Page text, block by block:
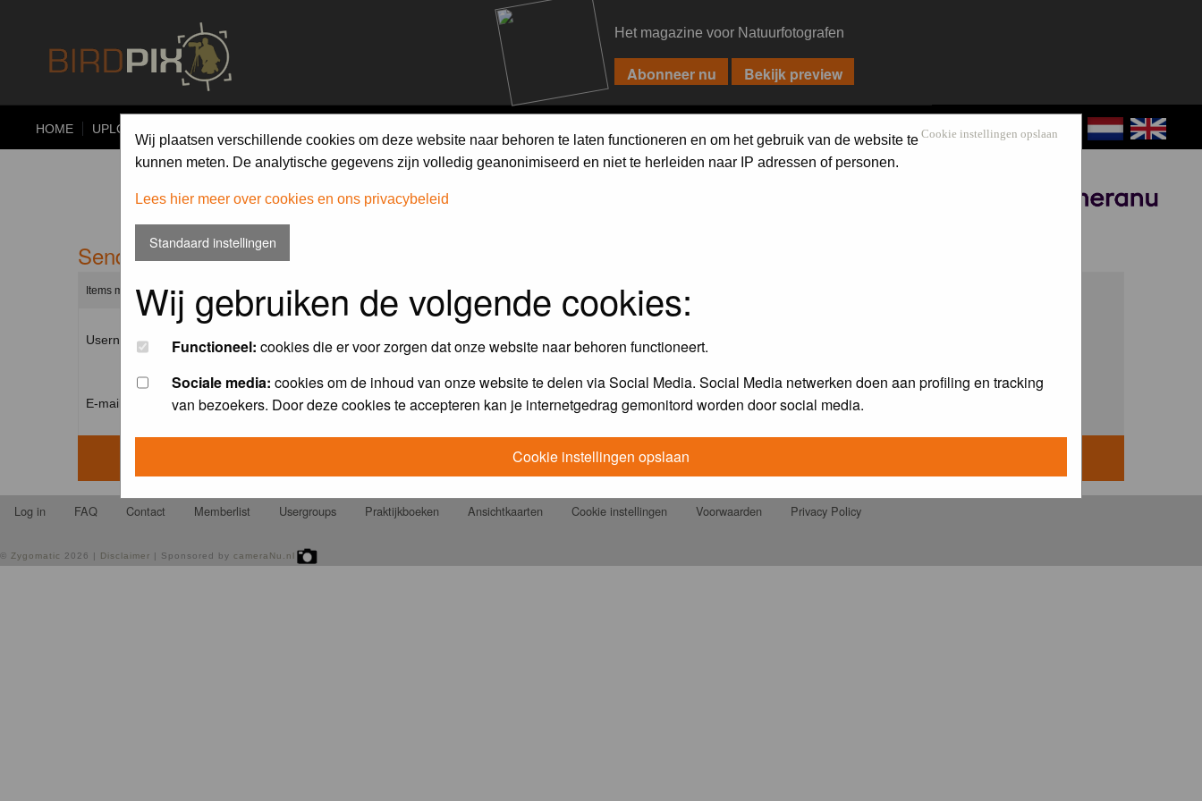
Het magazine voor Natuurfotografen
HOME UPLOAD Cookie instellingen opslaan
Wij plaatsen verschillende cookies om deze website naar behoren te laten functioneren en om het gebruik van de website te
kunnen meten. De analytische gegevens zijn volledig geanonimiseerd en niet te herleiden naar IP adressen of personen.
Lees hier meer over cookies en ons privacybeleid
Standaard instellingen
Wij gebruiken de volgende cookies:
Functioneel: cookies die er voor zorgen dat onze website naar behoren functioneert.
Sociale media: cookies om de inhoud van onze website te delen via Social Media. Social Media netwerken doen aan profiling en tracking
van bezoekers. Door deze cookies te accepteren kan je internetgedrag gemonitord worden door social media.
Cookie instellingen opslaan
Send me a new password
Items marked with a * are required unless stated otherwise.
Username: *
E-mail address: *
Log in FAQ Contact Memberlist Usergroups Praktijkboeken Ansichtkaarten Cookie instellingen Voorwaarden Privacy Policy
© Zygomatic 2026 | Disclaimer | Sponsored by cameraNu.nl